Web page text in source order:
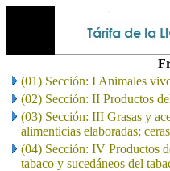
(01) Sección: I Animales
(02) Sección: II Productos
(03) Sección: III Grasas y
alimenticias elaboradas;
(04) Sección: IV Productos
tabaco y sucedáneos del